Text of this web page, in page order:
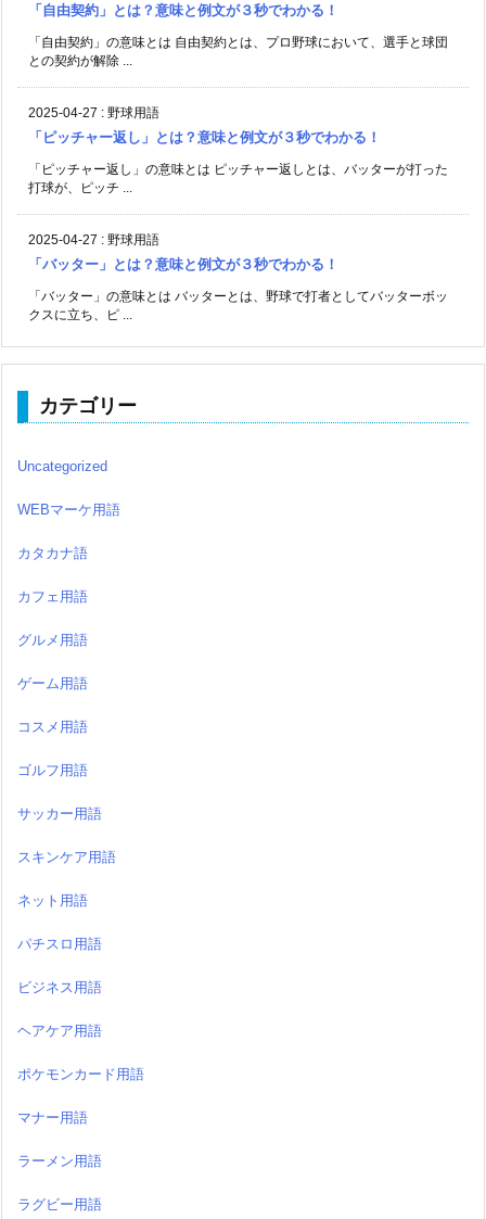
「自由契約」とは？意味と例文が３秒でわかる！
「自由契約」の意味とは 自由契約とは、プロ野球において、選手と球団
との契約が解除 ...
2025-04-27 : 野球用語
「ピッチャー返し」とは？意味と例文が３秒でわかる！
「ピッチャー返し」の意味とは ピッチャー返しとは、バッターが打った
打球が、ピッチ ...
2025-04-27 : 野球用語
「バッター」とは？意味と例文が３秒でわかる！
「バッター」の意味とは バッターとは、野球で打者としてバッターボッ
クスに立ち、ピ ...
カテゴリー
Uncategorized
WEBマーケ用語
カタカナ語
カフェ用語
グルメ用語
ゲーム用語
コスメ用語
ゴルフ用語
サッカー用語
スキンケア用語
ネット用語
パチスロ用語
ビジネス用語
ヘアケア用語
ポケモンカード用語
マナー用語
ラーメン用語
ラグビー用語